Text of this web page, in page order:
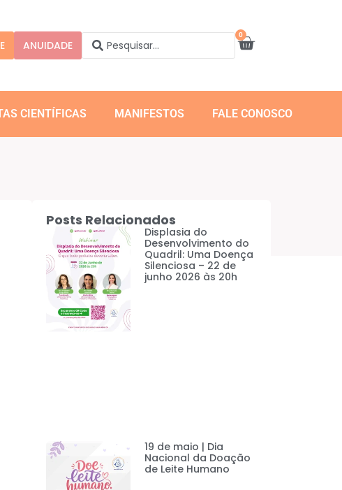
ANUIDADE
0
CIENTÍFICAS MANIFESTOS FALE CONOSCO
Posts Relacionados
Displasia do
Desenvolvimento do
Quadril: Uma Doença
Silenciosa – 22 de
junho 2026 às 20h
19 de maio | Dia
Nacional da Doação
de Leite Humano